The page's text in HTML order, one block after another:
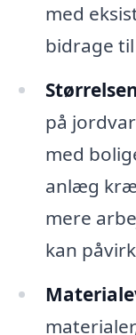
med
bidrage
på
med
anlæg
mere
kan